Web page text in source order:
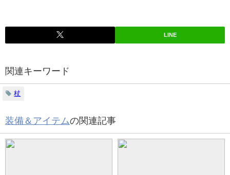
LINE
関連キーワード
杖
装備＆アイテムの関連記事